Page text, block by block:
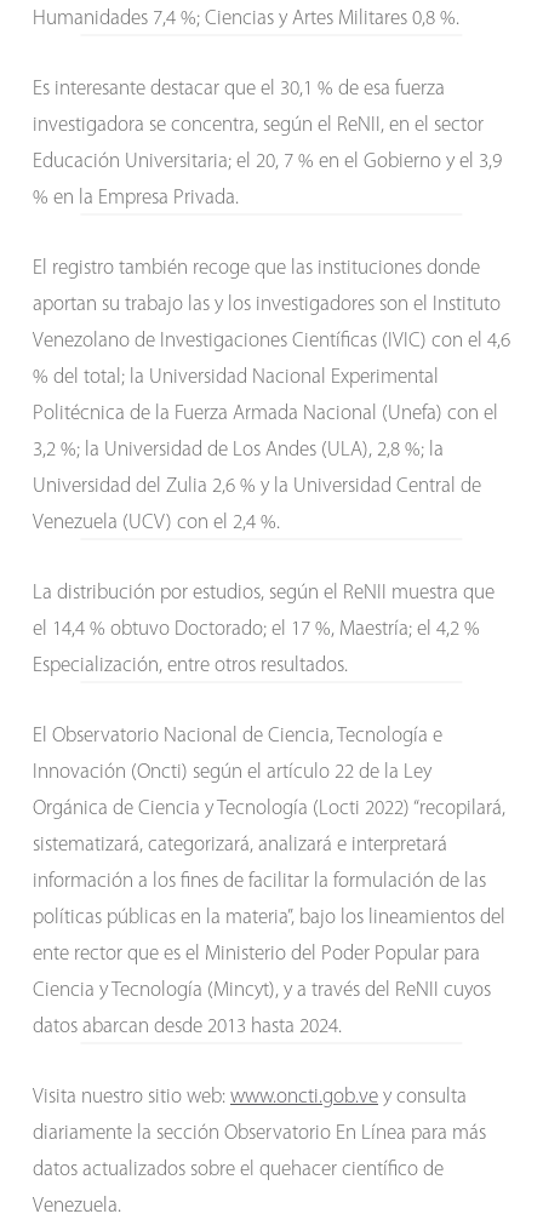
Humanidades 7,4 %; Ciencias y Artes Militares 0,8 %.
Es interesante destacar que el 30,1 % de esa fuerza
investigadora se concentra, según el ReNII, en el sector
Educación Universitaria; el 20, 7 % en el Gobierno y el 3,9
% en la Empresa Privada.
El registro también recoge que las instituciones donde
aportan su trabajo las y los investigadores son el Instituto
Venezolano de Investigaciones Científicas (IVIC) con el 4,6
% del total; la Universidad Nacional Experimental
Politécnica de la Fuerza Armada Nacional (Unefa) con el
3,2 %; la Universidad de Los Andes (ULA), 2,8 %; la
Universidad del Zulia 2,6 % y la Universidad Central de
Venezuela (UCV) con el 2,4 %.
La distribución por estudios, según el ReNII muestra que
el 14,4 % obtuvo Doctorado; el 17 %, Maestría; el 4,2 %
Especialización, entre otros resultados.
El Observatorio Nacional de Ciencia, Tecnología e
Innovación (Oncti) según el artículo 22 de la Ley
Orgánica de Ciencia y Tecnología (Locti 2022) “recopilará,
sistematizará, categorizará, analizará e interpretará
información a los fines de facilitar la formulación de las
políticas públicas en la materia”, bajo los lineamientos del
ente rector que es el Ministerio del Poder Popular para
Ciencia y Tecnología (Mincyt), y a través del ReNII cuyos
datos abarcan desde 2013 hasta 2024.
Visita nuestro sitio web: www.oncti.gob.ve y consulta
diariamente la sección Observatorio En Línea para más
datos actualizados sobre el quehacer científico de
Venezuela.